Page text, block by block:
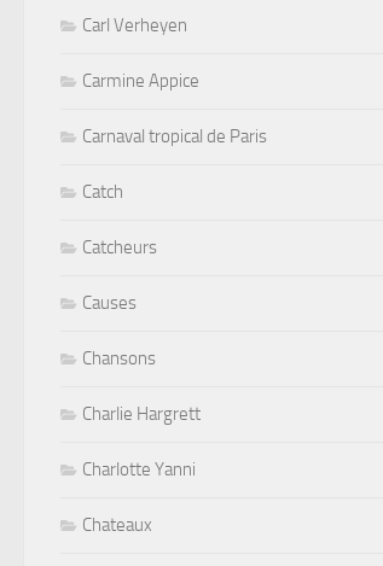
Carl Verheyen
Carmine Appice
Carnaval tropical de Paris
Catch
Catcheurs
Causes
Chansons
Charlie Hargrett
Charlotte Yanni
Chateaux